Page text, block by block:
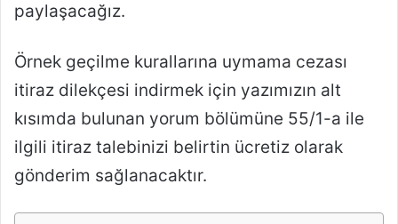
paylaşacağız.
Örnek geçilme kurallarına uymama cezası
itiraz dilekçesi indirmek için yazımızın alt
kısımda bulunan yorum bölümüne 55/1-a ile
ilgili itiraz talebinizi belirtin ücretiz olarak
gönderim sağlanacaktır.